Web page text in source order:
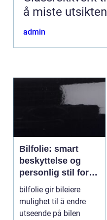
å miste utsikten
admin
Bilfolie: smart
beskyttelse og
personlig stil for
bilen
bilfolie gir bileiere
mulighet til å endre
utseende på bilen